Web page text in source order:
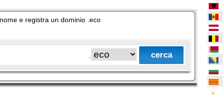
e registra un dominio .eco